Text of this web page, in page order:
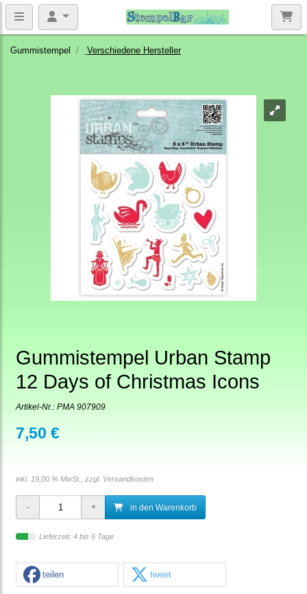
Gummistempel Verschiedene Hersteller
Gummistempel Urban Stamp
12 Days of Christmas Icons
Artikel-Nr.: PMA 907909
7,50 €
inkl. 19,00 % MwSt., zzgl. Versandkosten
in den Warenkorb
Lieferzeit: 4 bis 6 Tage
teilen tweet